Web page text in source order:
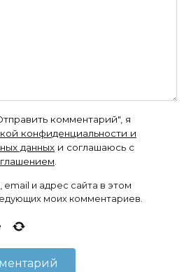
комментарий", я
конфиденциальности и
данных и соглашаюсь с
и адрес сайта в этом
моих комментариев.